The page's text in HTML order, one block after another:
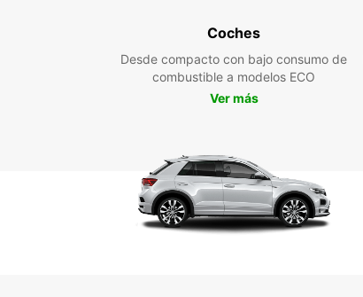
Coches
Desde compacto con bajo consumo de
combustible a modelos ECO
Ver más